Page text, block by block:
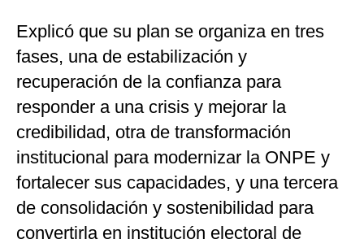
Explicó que su plan se organiza en tres
fases, una de estabilización y
recuperación de la confianza para
responder a una crisis y mejorar la
credibilidad, otra de transformación
institucional para modernizar la ONPE y
fortalecer sus capacidades, y una tercera
de consolidación y sostenibilidad para
convertirla en institución electoral de